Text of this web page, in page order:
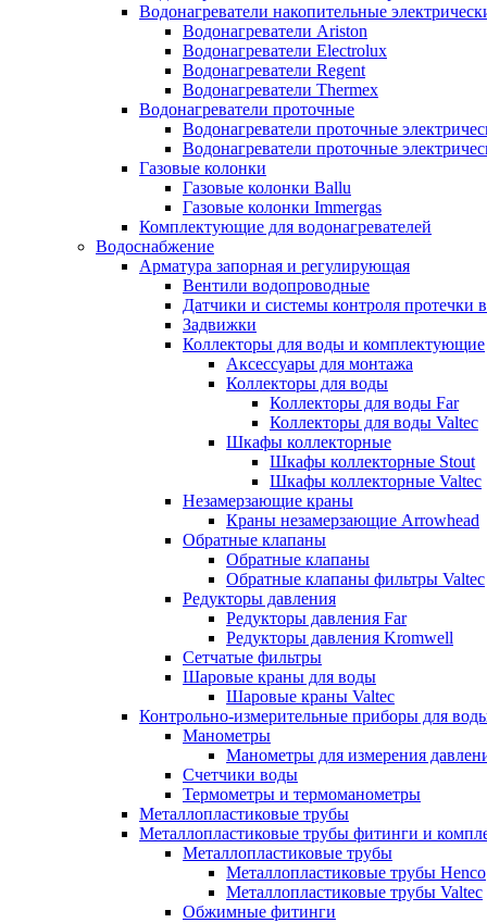
Водонагреватели накопительные
Водонагреватели Ariston
Водонагреватели Electrolux
Водонагреватели Regent
Водонагреватели Thermex
Водонагреватели проточные
Водонагреватели проточные
Водонагреватели проточные
Газовые колонки
Газовые колонки Ballu
Газовые колонки Immergas
Комплектующие для водонагревателей
Водоснабжение
Арматура запорная и регулирующая
Вентили водопроводные
Датчики и системы контроля протечки
Задвижки
Коллекторы для воды и комплектующие
Аксессуары для монтажа
Коллекторы для воды
Коллекторы для воды Far
Коллекторы для воды Valtec
Шкафы коллекторные
Шкафы коллекторные Stout
Шкафы коллекторные Valtec
Незамерзающие краны
Краны незамерзающие Arrowhead
Обратные клапаны
Обратные клапаны
Обратные клапаны фильтры Valtec
Редукторы давления
Редукторы давления Far
Редукторы давления Kromwell
Сетчатые фильтры
Шаровые краны для воды
Шаровые краны Valtec
Контрольно-измерительные приборы для
Манометры
Манометры для измерения
Счетчики воды
Термометры и термоманометры
Металлопластиковые трубы
Металлопластиковые трубы фитинги и
Металлопластиковые трубы
Металлопластиковые трубы Henco
Металлопластиковые трубы Valtec
Обжимные фитинги